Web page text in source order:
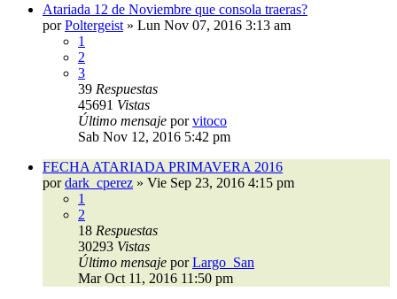
Atariada 12 de Noviembre que consola traeras?
porPoltergeist » Lun Nov 07, 2016 3:13 am
1
2
3
39 Respuestas
45691 Vistas
Último mensaje porvitoco
Sab Nov 12, 2016 5:42 pm
FECHA ATARIADA PRIMAVERA 2016
pordark_cperez » Vie Sep 23, 2016 4:15 pm
1
2
18 Respuestas
30293 Vistas
Último mensaje porLargo_San
Mar Oct 11, 2016 11:50 pm